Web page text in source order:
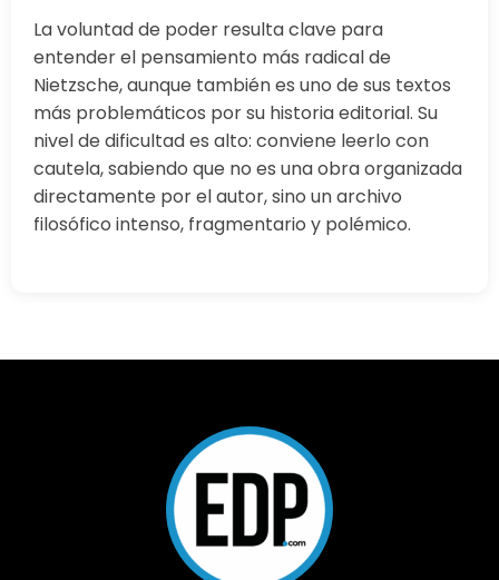
La voluntad de poder resulta clave para
entender el pensamiento más radical de
Nietzsche, aunque también es uno de sus textos
más problemáticos por su historia editorial. Su
nivel de dificultad es alto: conviene leerlo con
cautela, sabiendo que no es una obra organizada
directamente por el autor, sino un archivo
filosófico intenso, fragmentario y polémico.